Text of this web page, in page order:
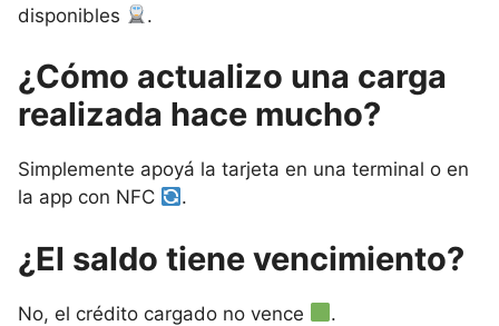
disponibles
.
¿Cómo actualizo una carga
realizada hace mucho?
Simplemente apoyá la tarjeta en una terminal o en
la app con NFC
.
¿El saldo tiene vencimiento?
No, el crédito cargado no vence .